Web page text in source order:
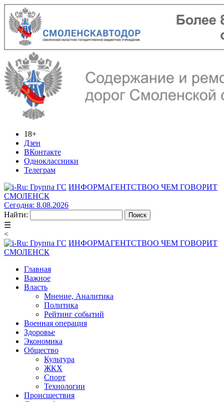
18+
Дзен
ВКонтакте
Одноклассники
Телеграм
ИНФОРМАГЕНТСТВОО ЧЕМ ГОВОРИТ
СМОЛЕНСК
Сегодня: 8.08.2026
Найти:
☰
<
ИНФОРМАГЕНТСТВОО ЧЕМ ГОВОРИТ
СМОЛЕНСК
Главная
Важное
Власть
Мнение, Аналитика
Политика
Рейтинг событий
Военная операция
Здоровье
Экономика
Общество
Культура
ЖКХ
Спорт
Технологии
Происшествия